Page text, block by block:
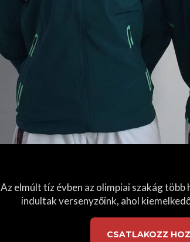
Az elmúlt tíz évben az olimpiai szakág több
indultak versenyzőink, ahol
CSATLAKOZZ